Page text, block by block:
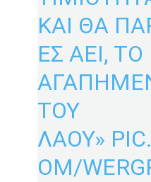
ΚΑΙ ΘΑ
ΕΣ ΑΕΙ, ΤΟ
ΤΟΥ
ΛΑΟΥ»
OM/